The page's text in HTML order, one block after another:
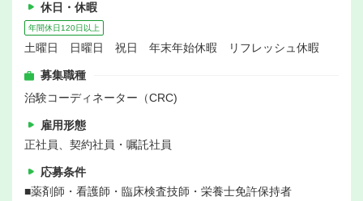
休日・休暇
年間休日120日以上
土曜日 日曜日 祝日 年末年始休暇 リフレッシュ休暇
募集職種
治験コーディネーター（CRC)
雇用形態
正社員、契約社員・嘱託社員
応募条件
■薬剤師・看護師・臨床検査技師・栄養士免許保持者